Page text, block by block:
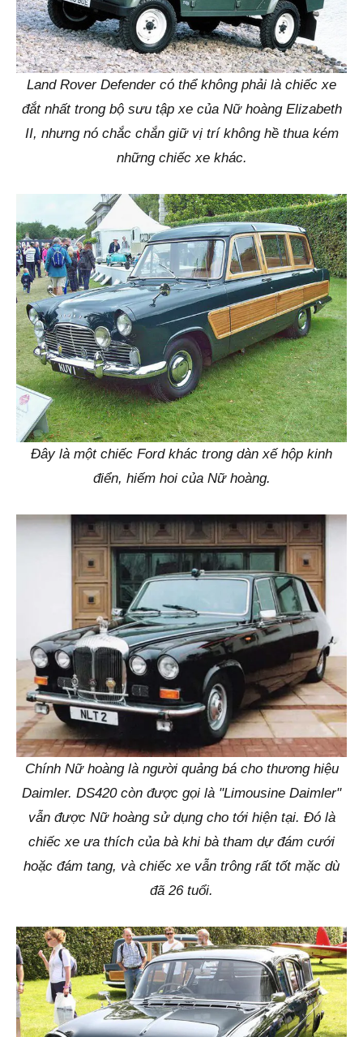
Land Rover Defender có thể không phải là chiếc xe
đắt nhất trong bộ sưu tập xe của Nữ hoàng Elizabeth
II, nhưng nó chắc chắn giữ vị trí không hề thua kém
những chiếc xe khác.
Đây là một chiếc Ford khác trong dàn xế hộp kinh
điển, hiếm hoi của Nữ hoàng.
Chính Nữ hoàng là người quảng bá cho thương hiệu
Daimler. DS420 còn được gọi là "Limousine Daimler"
vẫn được Nữ hoàng sử dụng cho tới hiện tại. Đó là
chiếc xe ưa thích của bà khi bà tham dự đám cưới
hoặc đám tang, và chiếc xe vẫn trông rất tốt mặc dù
đã 26 tuổi.